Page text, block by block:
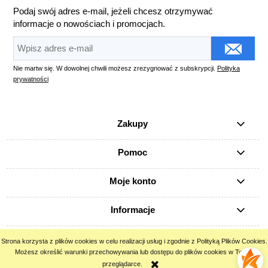
Strona korzysta z plików cookies w celu realizacji usług i zgodnie z Polityką Plików Cookies.
Możesz określić warunki przechowywania lub dostępu do plików cookies w Twojej
przeglądarce.
Podaj swój adres e-mail, jeżeli chcesz otrzymywać
informacje o nowościach i promocjach.
Nie martw się. W dowolnej chwili możesz zrezygnować z subskrypcji. Polityka
prywatności
Zakupy
Pomoc
Moje konto
Informacje
pokaż pełną wersję strony